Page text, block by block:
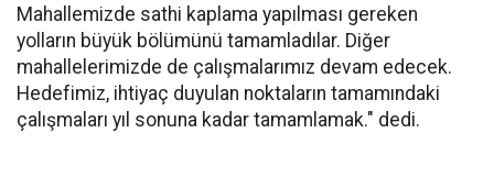
Mahallemizde sathi kaplama yapılması gereken
yolların büyük bölümünü tamamladılar. Diğer
mahallelerimizde de çalışmalarımız devam edecek.
Hedefimiz, ihtiyaç duyulan noktaların tamamındaki
çalışmaları yıl sonuna kadar tamamlamak." dedi.